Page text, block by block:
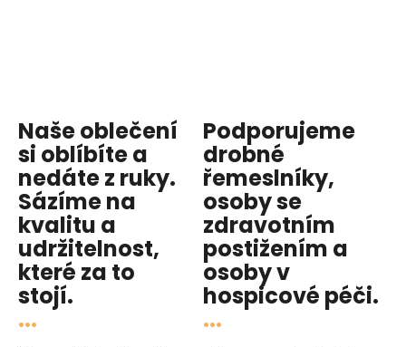
Naše oblečení
si oblíbíte a
nedáte z ruky.
Sázíme na
kvalitu a
udržitelnost,
které za to
stojí.
...
Podporujeme
drobné
řemeslníky,
osoby se
zdravotním
postižením a
osoby v
hospicové péči.
...